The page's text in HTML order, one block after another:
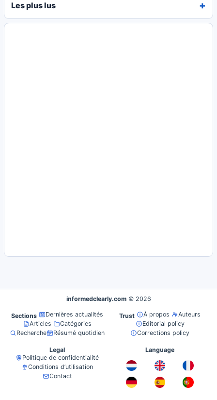
Les plus lus
informedclearly.com © 2026
Sections
Dernières actualités
Articles
Catégories
Recherche
Résumé quotidien
Trust À propos
Auteurs
Editorial policy
Corrections policy
Legal
Politique de confidentialité
Conditions d’utilisation
Contact
Language